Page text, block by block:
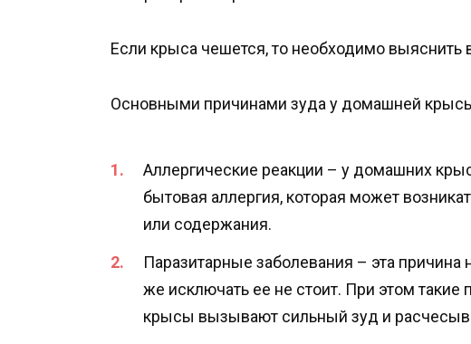
Если крыса чешется, то необходимо выяснить
Основными причинами зуда у домашней
Аллергические реакции – у домашних
бытовая аллергия, которая может
или содержания.
Паразитарные заболевания – эта
же исключать ее не стоит. При этом такие
крысы вызывают сильный зуд и